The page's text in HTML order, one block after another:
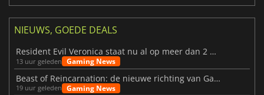
NIEUWS, GOEDE DEALS
Resident Evil Veronica staat nu al op meer dan 2 miljoen verlanglijstjes
13 uur geleden Gaming News
Beast of Reincarnation: de nieuwe richting van Game Freak
19 uur geleden Gaming News